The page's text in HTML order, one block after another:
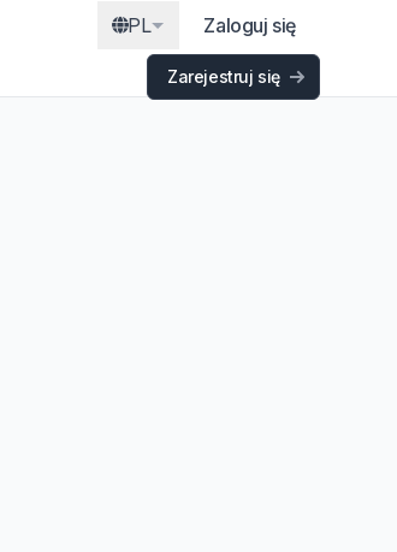
PL Zaloguj się
Zarejestruj się